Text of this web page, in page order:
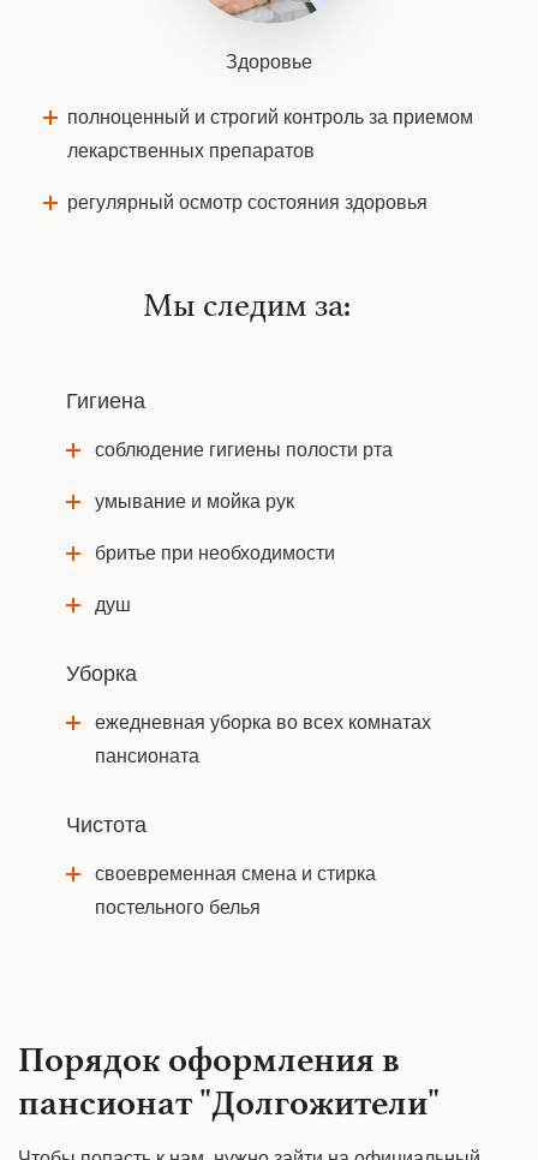
Здоровье
полноценный и строгий контроль за приемом
лекарственных препаратов
регулярный осмотр состояния здоровья
Мы следим за:
Гигиена
соблюдение гигиены полости рта
умывание и мойка рук
бритье при необходимости
душ
Уборка
ежедневная уборка во всех комнатах
пансионата
Чистота
своевременная смена и стирка
постельного белья
Порядок оформления в
пансионат "Долгожители"